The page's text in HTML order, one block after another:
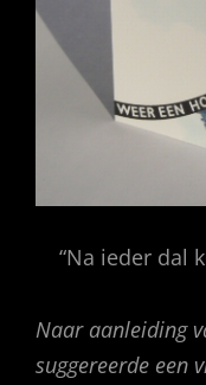
“Na ieder dal
Naar aanleiding
suggereerde een